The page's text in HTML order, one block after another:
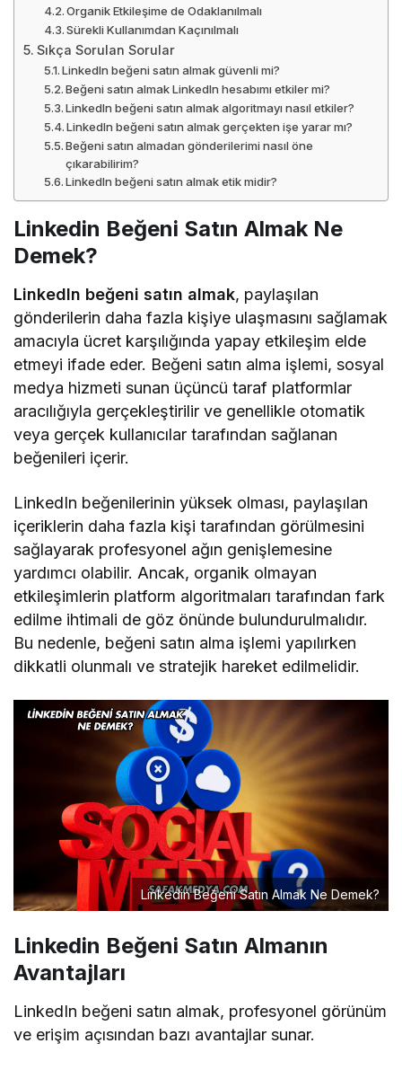
Organik Etkileşime de Odaklanılmalı
Sürekli Kullanımdan Kaçınılmalı
Sıkça Sorulan Sorular
LinkedIn beğeni satın almak güvenli mi?
Beğeni satın almak LinkedIn hesabımı etkiler mi?
LinkedIn beğeni satın almak algoritmayı nasıl etkiler?
LinkedIn beğeni satın almak gerçekten işe yarar mı?
Beğeni satın almadan gönderilerimi nasıl öne
çıkarabilirim?
LinkedIn beğeni satın almak etik midir?
Linkedin Beğeni Satın Almak Ne
Demek?
LinkedIn beğeni satın almak, paylaşılan
gönderilerin daha fazla kişiye ulaşmasını sağlamak
amacıyla ücret karşılığında yapay etkileşim elde
etmeyi ifade eder. Beğeni satın alma işlemi, sosyal
medya hizmeti sunan üçüncü taraf platformlar
aracılığıyla gerçekleştirilir ve genellikle otomatik
veya gerçek kullanıcılar tarafından sağlanan
beğenileri içerir.
LinkedIn beğenilerinin yüksek olması, paylaşılan
içeriklerin daha fazla kişi tarafından görülmesini
sağlayarak profesyonel ağın genişlemesine
yardımcı olabilir. Ancak, organik olmayan
etkileşimlerin platform algoritmaları tarafından fark
edilme ihtimali de göz önünde bulundurulmalıdır.
Bu nedenle, beğeni satın alma işlemi yapılırken
dikkatli olunmalı ve stratejik hareket edilmelidir.
Linkedin Beğeni Satın Almak Ne Demek?
Linkedin Beğeni Satın Almanın
Avantajları
LinkedIn beğeni satın almak, profesyonel görünüm
ve erişim açısından bazı avantajlar sunar.